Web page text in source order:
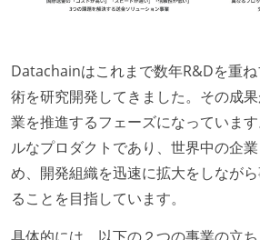
Datachainはこれまで数年R&Dを重
術を研究開発してきました。その成
業を推進するフェーズになっていま
ルなプロダクトであり、世界中の企
め、開発組織を迅速に拡大をしなが
ることを目指しています。